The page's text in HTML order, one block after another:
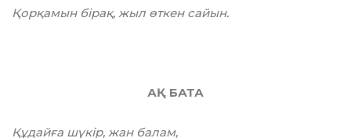
Қорқамын бipaқ, жыл өткен сайын.
АҚ БАТА
Құдайға шүкір, жан балам,